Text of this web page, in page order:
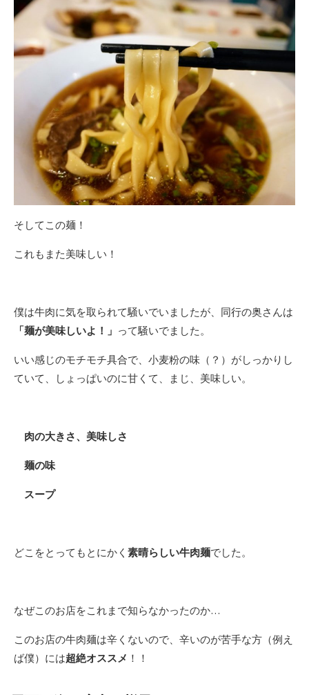
そしてこの麺！
これもまた美味しい！
僕は牛肉に気を取られて騒いでいましたが、同行の奥さんは
「麺が美味しいよ！」 って騒いでました。
いい感じのモチモチ具合で、小麦粉の味（？）がしっかりし
ていて、しょっぱいのに甘くて、まじ、美味しい。
肉の大きさ、美味しさ
麺の味
スープ
どこをとってもとにかく 素晴らしい牛肉麺でした。
なぜこのお店をこれまで知らなかったのか…
このお店の牛肉麺は辛くないので、辛いのが苦手な方（例え
ば僕）には超絶オススメ ！！